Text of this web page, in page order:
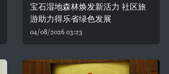
宝石湿地森林焕发新活力 社区旅
游助力得乐省绿色发展
04/08/2026 03:23